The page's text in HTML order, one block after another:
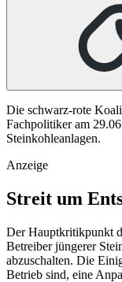
Die schwarz-rote
Fachpolitiker am
Steinkohleanlagen.
Anzeige
Streit um
Der Hauptkritikpunkt
Betreiber jüngerer
abzuschalten. Die
Betrieb sind, eine